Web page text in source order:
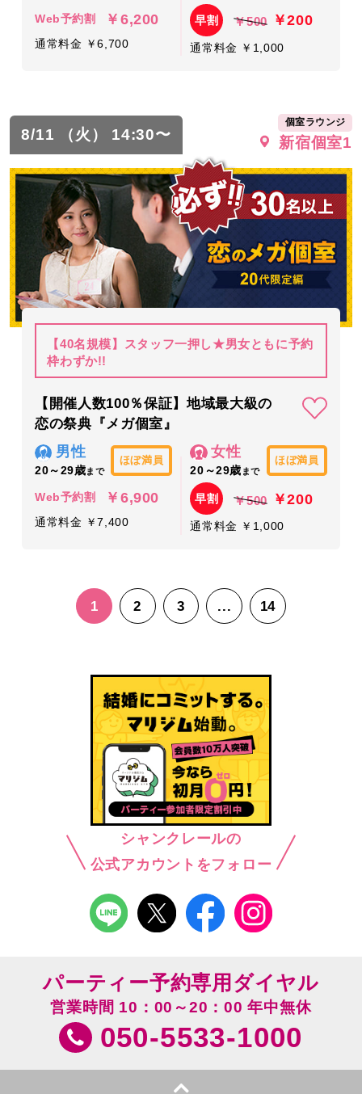
Web予約割 ￥6,200
通常料金 ￥6,700
早割 ￥500 ￥200
通常料金 ￥1,000
8/11 （火） 14:30〜
個室ラウンジ
新宿個室1
【40名規模】スタッフ一押し★男女ともに予約
枠わずか!!
【開催人数100％保証】地域最大級の
恋の祭典『メガ個室』
男性
20～29歳まで
ほぼ満員
Web予約割 ￥6,900
通常料金 ￥7,400
女性
20～29歳 まで
ほぼ満員
早割 ￥500 ￥200
通常料金 ￥1,000
1 2 3 ... 14
シャンクレールの
公式アカウントをフォロー
パーティー予約専用ダイヤル
営業時間 10：00～20：00 年中無休
050-5533-1000